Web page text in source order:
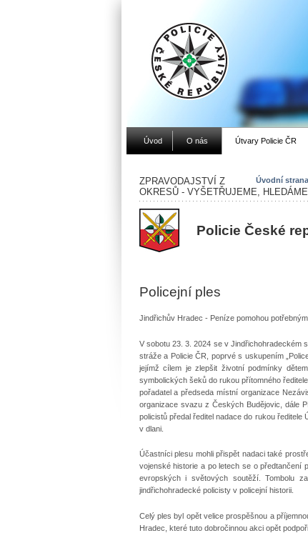
Úvod O nás Útvary Policie ČR
Úvodní strana
ZPRAVODAJSTVÍ Z
OKRESŮ - VYŠETŘUJEME,
Policie České
Policejní ples
Jindřichův Hradec - Peníze pomohou potřebným.
V sobotu 23. 3. 2024 se v Jindřichohradeckém
stráže a Policie ČR, poprvé s uskupením
jejímž cílem je zlepšit životní podmínky
symbolických šeků do rukou přítomného
pořadatel a předseda místní organizace
organizace svazu z Českých Budějovic, dále
policistů předal ředitel nadace do rukou
v dlani.
Účastníci plesu mohli přispět nadaci také
vojenské historie a po letech se o předtančení
evropských i světových soutěží. Tombolu
jindřichohradecké policisty v policejní historii.
Celý ples byl opět velice prospěšnou a
Hradec, které tuto dobročinnou akci opět